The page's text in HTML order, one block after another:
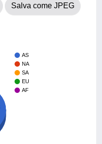
Salva come JPEG
AS
NA
SA
EU
AF